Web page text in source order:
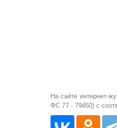
На сайте интернет-
ФС 77 - 79450) с